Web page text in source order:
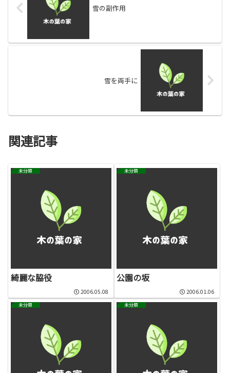
雪の副作用
雪を両手に
関連記事
未分類
綺麗な脇役
2006.05.08
未分類
公園の坂
2006.01.06
未分類 未分類